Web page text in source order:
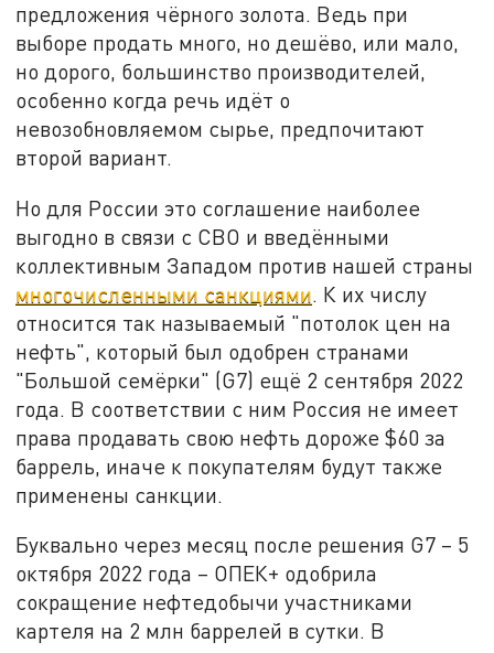
предложения чёрного золота. Ведь при
выборе продать много, но дешёво, или мало,
но дорого, большинство производителей,
особенно когда речь идёт о
невозобновляемом сырье, предпочитают
второй вариант.
Но для России это соглашение наиболее
выгодно в связи с СВО и введёнными
коллективным Западом против нашей страны
многочисленными санкциями. К их числу
относится так называемый "потолок цен на
нефть", который был одобрен странами
"Большой семёрки" (G7) ещё 2 сентября 2022
года. В соответствии с ним Россия не имеет
права продавать свою нефть дороже $60 за
баррель, иначе к покупателям будут также
применены санкции.
Буквально через месяц после решения G7 – 5
октября 2022 года – ОПЕК+ одобрила
сокращение нефтедобычи участниками
картеля на 2 млн баррелей в сутки. В